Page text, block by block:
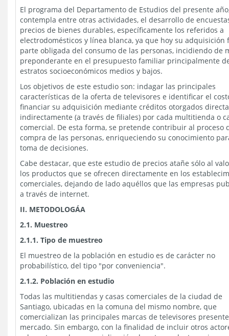
El programa del Departamento de Estudios del presente
contempla entre otras actividades, el desarrollo de
precios de bienes durables, específicamente los referidos a
electrodomésticos y línea blanca, ya que hoy su adquisición
parte obligada del consumo de las personas, incidiendo de
preponderante en el presupuesto familiar principalmente
estratos socioeconómicos medios y bajos.
Los objetivos de este estudio son: indagar las principales
características de la oferta de televisores e identificar el
financiar su adquisición mediante créditos otorgados
indirectamente (a través de filiales) por cada multitienda o
comercial. De esta forma, se pretende contribuir al proceso
compra de las personas, enriqueciendo su conocimiento
toma de decisiones.
Cabe destacar, que este estudio de precios atañe sólo al
los productos que se ofrecen directamente en los
comerciales, dejando de lado aquéllos que las empresas
a través de internet.
II. METODOLOGÁA
2.1. Muestreo
2.1.1. Tipo de muestreo
El muestreo de la población en estudio es de carácter no
probabilístico, del tipo "por conveniencia".
2.1.2. Población en estudio
Todas las multitiendas y casas comerciales de la ciudad de
Santiago, ubicadas en la comuna del mismo nombre, que
comercializan las principales marcas de televisores
mercado. Sin embargo, con la finalidad de incluir otros